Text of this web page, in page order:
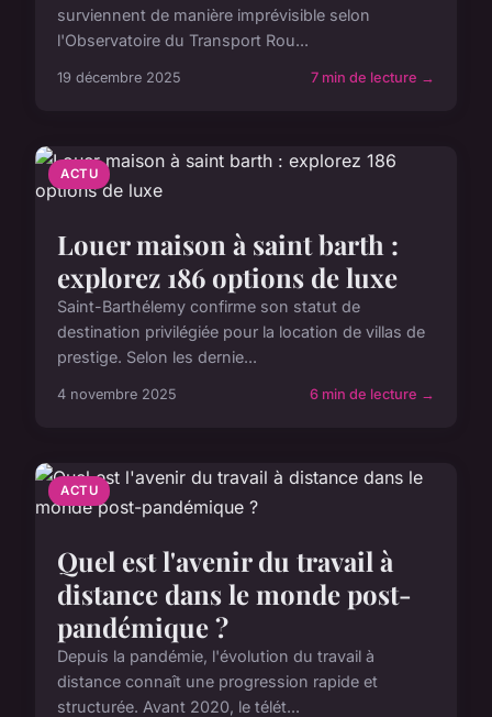
surviennent de manière imprévisible selon
l'Observatoire du Transport Rou...
19 décembre 2025 7 min de lecture →
ACTU
Louer maison à saint barth :
explorez 186 options de luxe
Saint-Barthélemy confirme son statut de
destination privilégiée pour la location de villas de
prestige. Selon les dernie...
4 novembre 2025 6 min de lecture →
ACTU
Quel est l'avenir du travail à
distance dans le monde post-
pandémique ?
Depuis la pandémie, l'évolution du travail à
distance connaît une progression rapide et
structurée. Avant 2020, le télét...